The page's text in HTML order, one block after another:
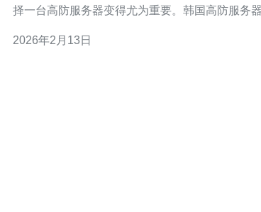
择一台高防服务器变得尤为重要。韩国高防服务
本文将详细介绍如何挑选好的韩国高防服务器，以
2026年2月13日